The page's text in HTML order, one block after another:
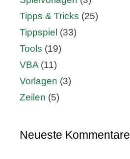
Tipps & Tricks (25)
Tippspiel (33)
Tools (19)
VBA(11)
Vorlagen (3)
Zeilen (5)
Neueste Kommentare